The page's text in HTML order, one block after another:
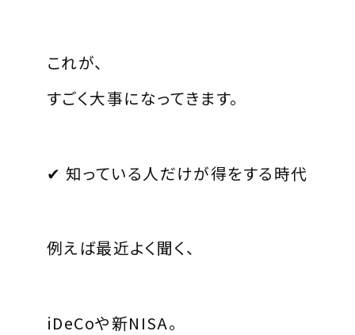
これが、
すごく大事になってきます。
✔ 知っている人だけが得をする時代
例えば最近よく聞く、
iDeCoや新NISA。